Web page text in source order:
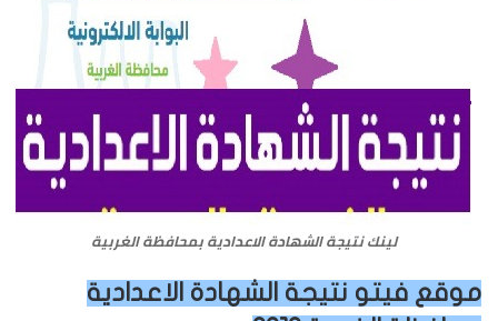
لينك نتيجة الشهادة الاعدادية بمحافظة الغربية
موقع فيتو نتيجة الشهادة الاعدادية